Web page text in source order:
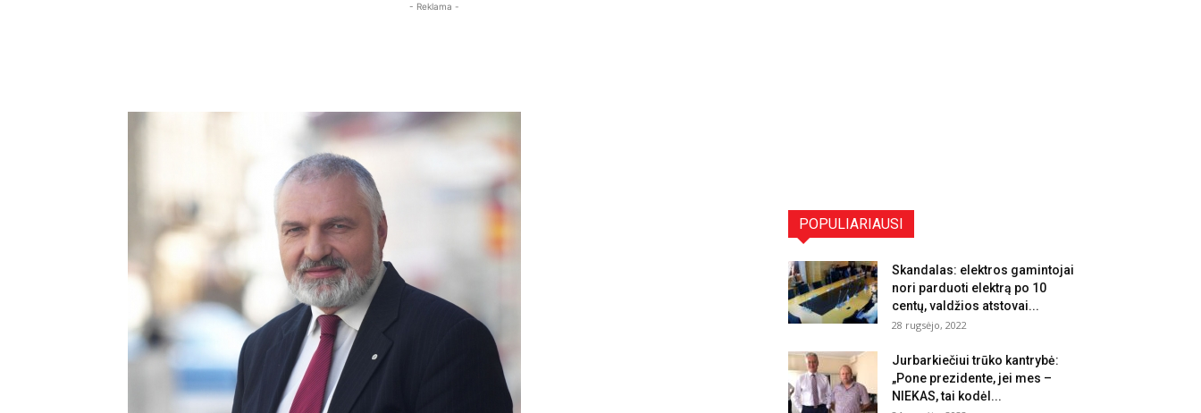
- Reklama -
POPULIARIAUSI
Skandalas: elektros gamintojai
nori parduoti elektrą po 10
centų, valdžios atstovai...
28 rugsėjo, 2022
Jurbarkiečiui trūko kantrybė:
„Pone prezidente, jei mes –
NIEKAS, tai kodėl...